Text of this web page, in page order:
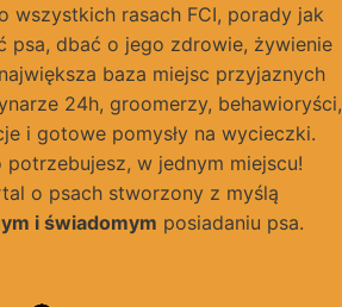
wszystkich rasach FCI, porady jak
psa, dbać o jego zdrowie, żywienie
baza miejsc przyjaznych
24h, groomerzy, behawioryści,
i gotowe pomysły na wycieczki.
potrzebujesz, w jednym miejscu!
o psach stworzony z myślą
i świadomym posiadaniu psa.